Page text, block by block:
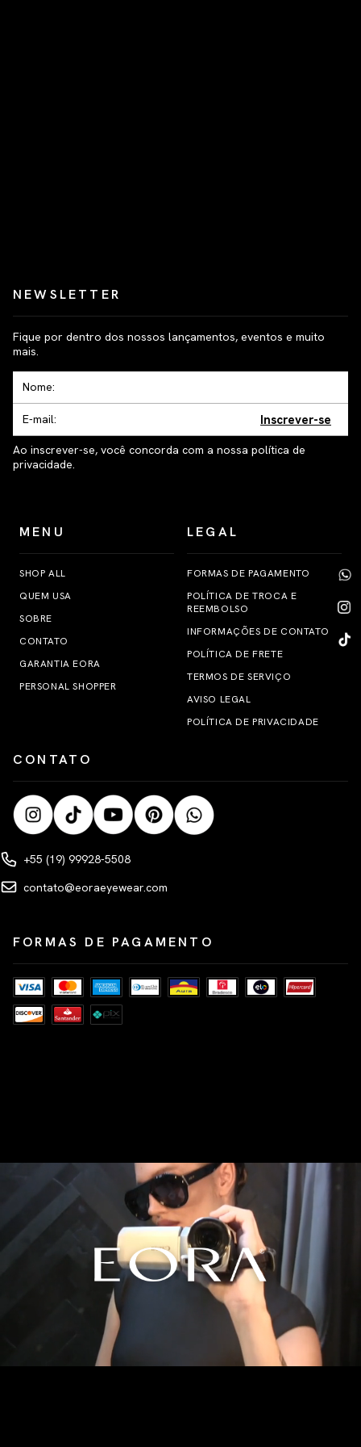
NEWSLETTER
Fique por dentro dos nossos lançamentos, eventos e muito
mais.
Inscrever-se
Ao inscrever-se, você concorda com a nossa política de
privacidade.
MENU
SHOP ALL
QUEM USA
SOBRE
CONTATO
GARANTIA EORA
PERSONAL SHOPPER
LEGAL
FORMAS DE PAGAMENTO
POLÍTICA DE TROCA E
REEMBOLSO
INFORMAÇÕES DE CONTATO
POLÍTICA DE FRETE
TERMOS DE SERVIÇO
AVISO LEGAL
POLÍTICA DE PRIVACIDADE
CONTATO
+55 (19) 99928-5508
contato@eoraeyewear.com
FORMAS DE PAGAMENTO